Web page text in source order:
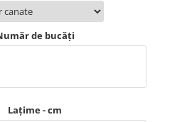
de bucăți
Lațime - cm